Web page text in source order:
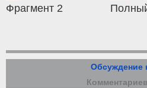
Фрагмент 2
Обсуждение